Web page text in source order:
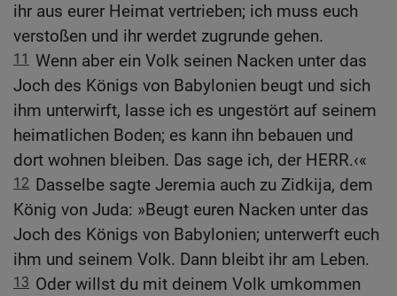
ihr aus eurer Heimat vertrieben; ich muss euch
verstoßen und ihr werdet zugrunde gehen.
11 Wenn aber ein Volk seinen Nacken unter das
Joch des Königs von Babylonien beugt und sich
ihm unterwirft, lasse ich es ungestört auf seinem
heimatlichen Boden; es kann ihn bebauen und
dort wohnen bleiben. Das sage ich, der HERR.‹«
12 Dasselbe sagte Jeremia auch zu Zidkija, dem
König von Juda: »Beugt euren Nacken unter das
Joch des Königs von Babylonien; unterwerft euch
ihm und seinem Volk. Dann bleibt ihr am Leben.
13 Oder willst du mit deinem Volk umkommen